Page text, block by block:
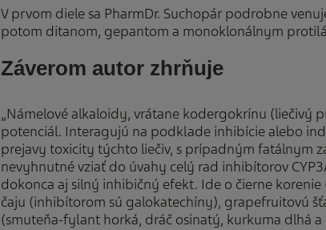
V prvom diele sa PharmDr. Suchopár podrobne
potom ditanom, gepantom a monoklonálnym
Záverom autor zhrňuje
„Námelové alkaloidy, vrátane kodergokrínu (liečivý
potenciál. Interagujú na podklade inhibície alebo
prejavy toxicity týchto liečiv, s prípadným fatálnym
nevyhnutné vziať do úvahy celý rad inhibítorov
dokonca aj silný inhibičný efekt. Ide o čierne
čaju (inhibítorom sú galokatechíny), grapefruitovú
(smuteňa-fylant horká, dráč osinatý, kurkuma dlhá a